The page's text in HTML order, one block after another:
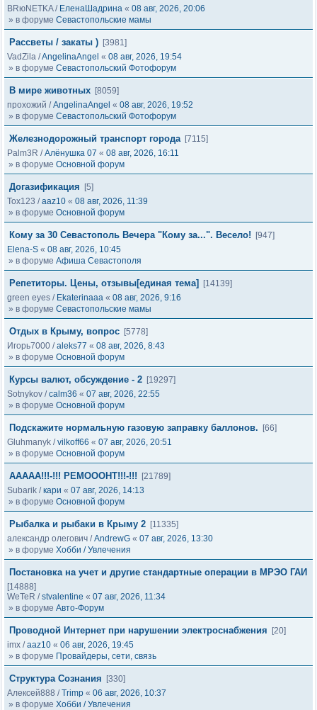
BRюNETKA/ ЕленаШадрина « 08 авг, 2026, 20:06
» в форуме Севастопольские мамы
Рассветы / закаты ) [3981]
VadZila /AngelinaAngel « 08 авг, 2026, 19:54
» в форуме Севастопольский Фотофорум
В мире животных [8059]
прохожий /AngelinaAngel « 08 авг, 2026, 19:52
» в форуме Севастопольский Фотофорум
Железнодорожный транспорт города [7115]
Palm3R /Алёнушка 07 « 08 авг, 2026, 16:11
» в форуме Основной форум
Догазификация
[5]
Tox123 /aaz10 « 08 авг, 2026, 11:39
» в форуме Основной форум
Кому за 30 Севастополь Вечера "Кому за...". Весело!
[947]
Elena-S « 08 авг, 2026, 10:45
» в форуме Афиша Севастополя
Репетиторы. Цены, отзывы[единая тема]
[14139]
green eyes / Ekaterinaaa « 08 авг, 2026, 9:16
» в форуме Севастопольские мамы
Отдых в Крыму, вопрос [5778]
Игорь7000 /aleks77 « 08 авг, 2026, 8:43
» в форуме Основной форум
Курсы валют, обсуждение - 2 [19297]
Sotnykov /calm36 « 07 авг, 2026, 22:55
» в форуме Основной форум
Подскажите нормальную газовую заправку баллонов.
[66]
Gluhmanyk /vilkoff66 « 07 авг, 2026, 20:51
» в форуме Основной форум
ААААА!!!-!!! РЕМОООНТ!!!-!!!
[21789]
Subarik /кари « 07 авг, 2026, 14:13
» в форуме Основной форум
Рыбалка и рыбаки в Крыму 2 [11335]
александр олегович /AndrewG « 07 авг, 2026, 13:30
» в форуме Хобби / Увлечения
Постановка на учет и другие стандартные операции в МРЭО ГАИ
[14888]
WeTeR /stvalentine « 07 авг, 2026, 11:34
» в форуме Авто-Форум
Проводной Интернет при нарушении электроснабжения
[20]
imx /aaz10 « 06 авг, 2026, 19:45
» в форуме Провайдеры, сети, связь
Структура Сознания
[330]
Алексей888 /Trimp « 06 авг, 2026, 10:37
» в форуме Хобби / Увлечения